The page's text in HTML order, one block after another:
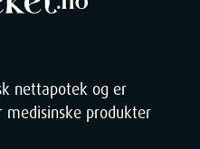
nettapotek og er
produkter